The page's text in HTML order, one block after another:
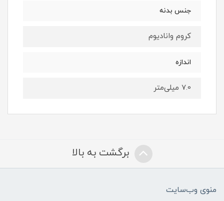
جنس بدنه
کروم وانادیوم
اندازه
7.0 میلی‌متر
برگشت به بالا
منوی وب‌سایت